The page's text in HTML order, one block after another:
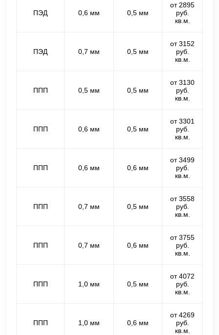
ПЭД 0,6 мм 0,5 мм
от 2895
руб.
кв.м.
ПЭД 0,7 мм 0,5 мм
от 3152
руб.
кв.м.
ППП 0,5 мм 0,5 мм
от 3130
руб.
кв.м.
ППП 0,6 мм 0,5 мм
от 3301
руб.
кв.м.
ППП 0,6 мм 0,6 мм
от 3499
руб.
кв.м.
ППП 0,7 мм 0,5 мм
от 3558
руб.
кв.м.
ППП 0,7 мм 0,6 мм
от 3755
руб.
кв.м.
ППП 1,0 мм 0,5 мм
от 4072
руб.
кв.м.
ППП 1,0 мм 0,6 мм
от 4269
руб.
кв.м.